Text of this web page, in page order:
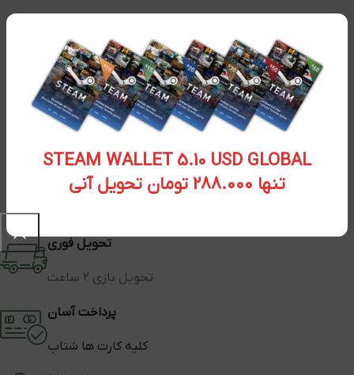
STEAM WALLET 5.10 USD GLOBAL
تنها 288.000 تومان تحویل آنی
تحویل فوری
تحویل بازی 2 ساعت
پرداخت آسان
کلیه کارت ها شتاب